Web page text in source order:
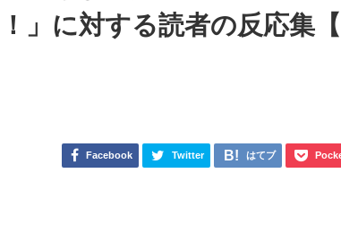
」に対する読者の反応集
Facebook Twitter はてブ